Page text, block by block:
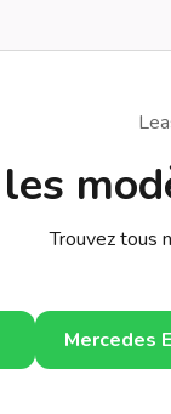
Trouvez tous
Mercedes